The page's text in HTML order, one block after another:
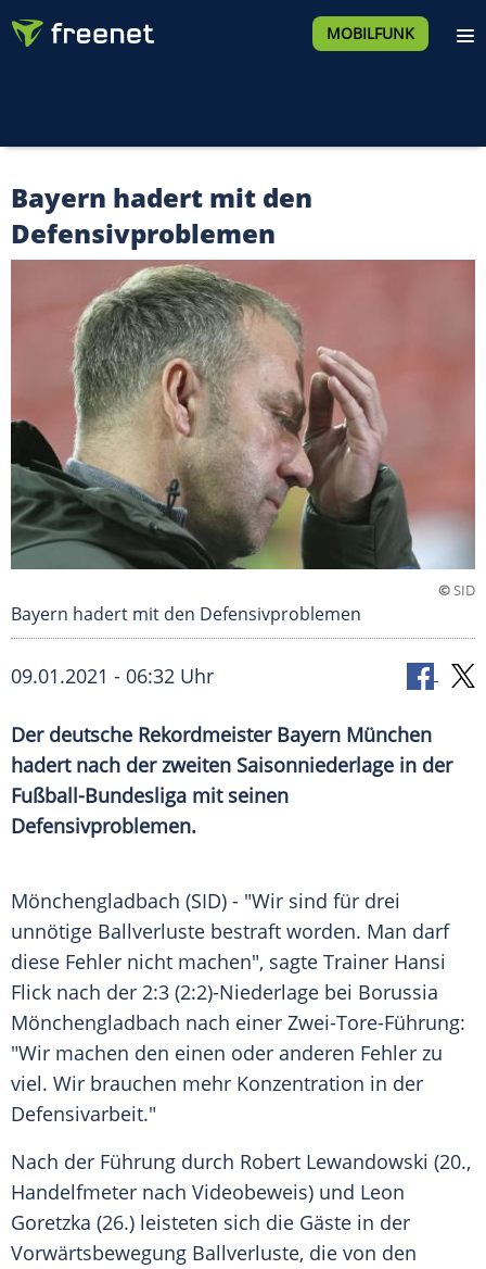
MOBILFUNK
Bayern hadert mit den
Defensivproblemen
©SID
Bayern hadert mit den Defensivproblemen
09.01.2021 - 06:32 Uhr
Der deutsche Rekordmeister Bayern München
hadert nach der zweiten Saisonniederlage in der
Fußball-Bundesliga mit seinen
Defensivproblemen.
Mönchengladbach (SID) - "Wir sind für drei
unnötige Ballverluste bestraft worden. Man darf
diese Fehler nicht machen", sagte Trainer Hansi
Flick nach der 2:3 (2:2)-Niederlage bei Borussia
Mönchengladbach nach einer Zwei-Tore-Führung:
"Wir machen den einen oder anderen Fehler zu
viel. Wir brauchen mehr Konzentration in der
Defensivarbeit."
Nach der Führung durch Robert Lewandowski (20.,
Handelfmeter nach Videobeweis) und Leon
Goretzka (26.) leisteten sich die Gäste in der
Vorwärtsbewegung Ballverluste, die von den